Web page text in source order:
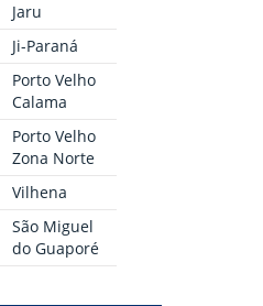
Jaru
Ji-Paraná
Porto Velho
Calama
Porto Velho
Zona Norte
Vilhena
São Miguel
do Guaporé